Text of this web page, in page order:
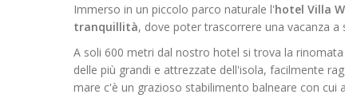
Immerso in un piccolo parco naturale l'hotel Villa
tranquillità, dove poter trascorrere una vacanza
A soli 600 metri dal nostro hotel si trova la rinomata
delle più grandi e attrezzate dell'isola, facilmente
mare c'è un grazioso stabilimento balneare con cui